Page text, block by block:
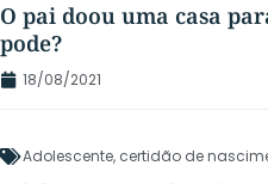
O pai doou uma casa
pode?
18/08/2021
Adolescente, certidão de